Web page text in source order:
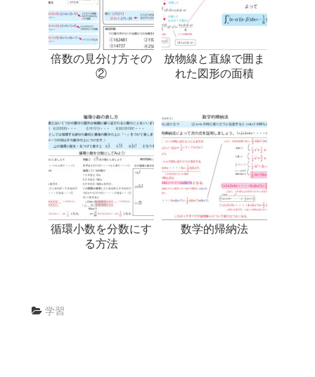
倍数の見分け方その
②
放物線と直線で囲ま
れた図形の面積
循環小数を分数にす
る方法
数学的帰納法
学習